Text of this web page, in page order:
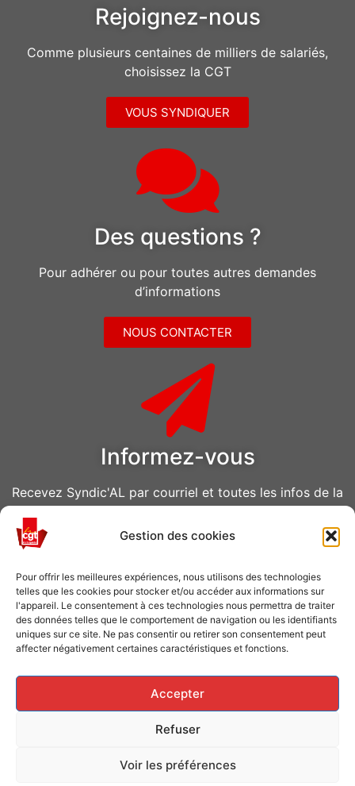
Gestion des cookies
Pour offrir les meilleures expériences, nous utilisons des technologies
telles que les cookies pour stocker et/ou accéder aux informations sur
l'appareil. Le consentement à ces technologies nous permettra de traiter
des données telles que le comportement de navigation ou les identifiants
uniques sur ce site. Ne pas consentir ou retirer son consentement peut
affecter négativement certaines caractéristiques et fonctions.
Accepter
Refuser
Voir les préférences
Rejoignez-nous
Comme plusieurs centaines de milliers de salariés,
choisissez la CGT
VOUS SYNDIQUER
Des questions ?
Pour adhérer ou pour toutes autres demandes
d’informations
NOUS CONTACTER
Informez-vous
Recevez Syndic'AL par courriel et toutes les infos de la
Caisse de grève
Soutenir les grévistes en luttes ? Faites un don à la
Caisse de solidarité !
FAITES UN DON